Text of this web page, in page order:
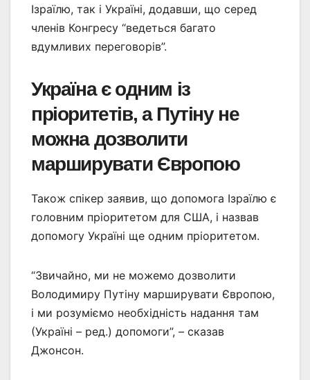
Ізраїлю, так і Україні, додавши, що серед
членів Конгресу “ведеться багато
вдумливих переговорів”.
Україна є одним із
пріоритетів, а Путіну не
можна дозволити
марширувати Європою
Також спікер заявив, що допомога Ізраїлю є
головним пріоритетом для США, і назвав
допомогу Україні ще одним пріоритетом.
“Звичайно, ми не можемо дозволити
Володимиру Путіну марширувати Європою,
і ми розуміємо необхідність надання там
(Україні – ред.) допомоги”, – сказав
Джонсон.